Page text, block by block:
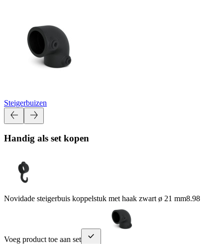
Steigerbuizen
Handig als set kopen
Novidade steigerbuis koppelstuk met haak zwart ø 21 mm8.98
Voeg product toe aan set